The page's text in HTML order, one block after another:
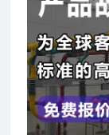
182xxxx4350
156xxxx3534
192xxxx2920
189xxxx6562
190xxxx3508